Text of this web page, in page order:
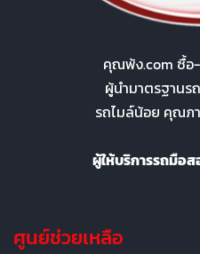
คุณพ้ง.com ซื้อ
ผู้นำมาตรฐานร
รถไมล์น้อย คุณภ
ผู้ให้บริการรถมือ
ศูนย์ช่วยเหลือ